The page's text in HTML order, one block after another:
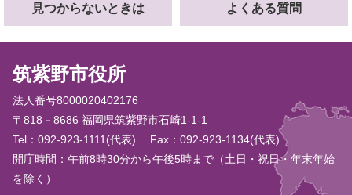
見つからないときは よくある質問
筑紫野市役所
法人番号8000020402176
〒818－8686 福岡県筑紫野市石崎1-1-1
Tel：092-923-1111(代表)
Fax：092-923-1134(代表)
開庁時間：午前8時30分から午後5時まで（土日・祝日・年末年始
を除く）